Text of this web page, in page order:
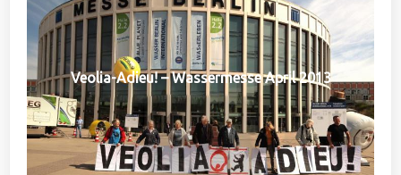
Veolia-Adieu! – Wassermesse April 2013